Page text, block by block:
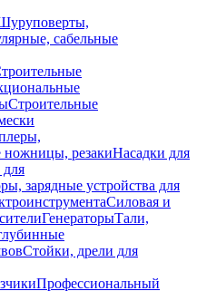
сабельные
Строительные
ножницы, резакиНасадки для
для
зарядные устройства для
Силовая и
ГенераторыТали,
Стойки, дрели для
Профессиональный